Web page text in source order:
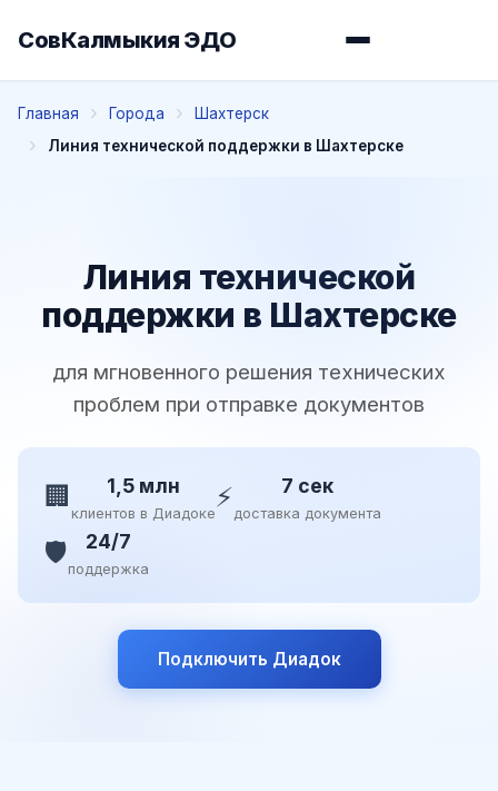
СовКалмыкия ЭДО
Главная Города
Шахтерск
Линия технической поддержки в Шахтерске
Линия технической
поддержки в Шахтерске
для мгновенного решения технических
проблем при отправке документов
🏢 1,5 млн
клиентов в Диадоке⚡ 7 сек
доставка документа
🛡️ 24/7
поддержка
Подключить Диадок